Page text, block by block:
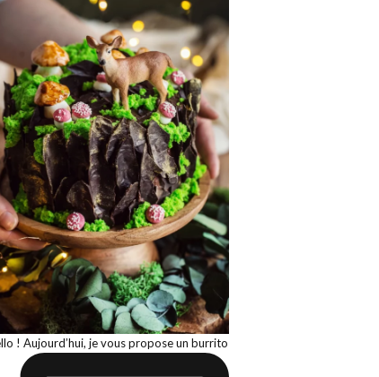
! Aujourd’hui, je vous propose un burrito